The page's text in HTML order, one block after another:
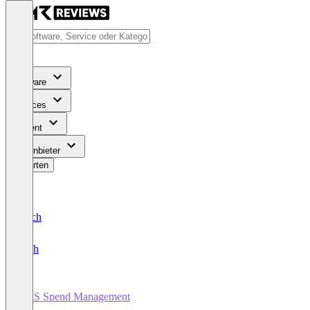
Software
Services
Content
Für Anbieter
Bewerten
Deutsch
English
SaaS Spend Management